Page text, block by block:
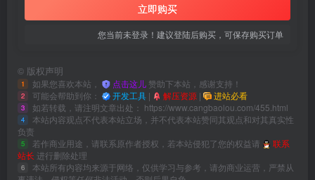
立即购买
您当前未登录！建议登陆后购买，可保存购买订单
© 版权声明
1 如果您喜欢本站， 点击这儿 赞助下本站，感谢支持！
2 可能会帮助到你： 开发工具 | 解压资源 | 进站必看
3 如若转载，请注明文章出处： https://www.cangbaolou.com/455.html
4
本站内容观点不代表本站立场，并不代表本站赞同其观点和对其真实性
负责
5 若作商业用途，请联系原作者授权，若本站侵犯了您的权益请
联系
站长 进行删除处理
6
本站所有内容均来源于网络，仅供学习与参考，请勿商业运营，严禁从